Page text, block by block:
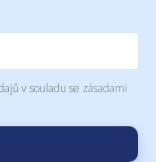
v souladu se zásadami